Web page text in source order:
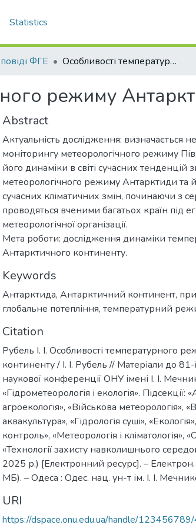
Statistics
ФГЕ Особливості температурного режиму Антарктичного континенту
режиму
Abstract
Актуальність дослідження: визначається
моніторингу метеорологічного режиму
його динаміки в світі сучасних тенденцій
метеорологічного режиму Антарктиди та
сучасних кліматичних змін, починаючи з
проводяться вченими багатьох країн під
метеорологічної організації.
Мета роботи: дослідження динаміки
Антарктичного континенту.
Keywords
Антарктида, Антарктичний континент,
глобальне потепління, температурний
Citation
Рубель І. І. Особливості температурного
континенту / І. І. Рубель // Матеріали до 81-
наукової конференції ОНУ імені І. І.
«Гідрометеорологія і екологія». Підсекції:
агроекологія», «Військова метеорологія»,
аквакультура», «Гідрологія суші»,
контроль», «Метеорологія і кліматологія»,
«Технології захисту навколишнього
2025 р.) [Електронний ресурс]. –
МБ). – Одеса : Одес. нац. ун-т ім. І. І.
URI
https://dspace.onu.edu.ua/handle/